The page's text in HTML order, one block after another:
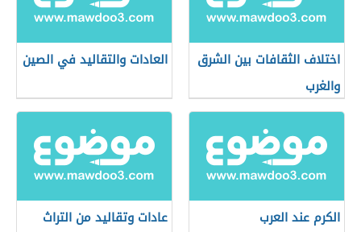
اختلاف الثقافات بين الشرق
والغرب
العادات والتقاليد في الصين
الكرم عند العرب
عادات وتقاليد من التراث